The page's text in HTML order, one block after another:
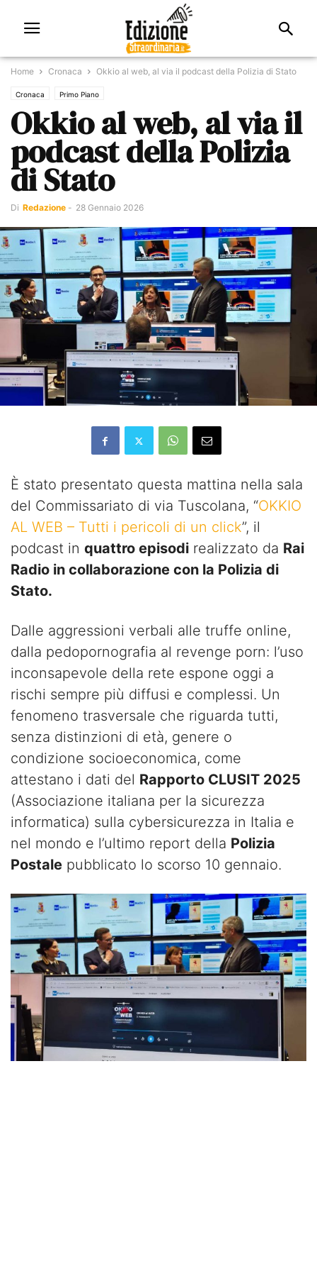
Home Cronaca Okkio al web, al via il podcast della Polizia di Stato
Cronaca Primo Piano
Okkio al web, al via il
podcast della Polizia
di Stato
Di Redazione - 28 Gennaio 2026
È stato presentato questa mattina nella sala
del Commissariato di via Tuscolana, “OKKIO
AL WEB – Tutti i pericoli di un click”, il
podcast in quattro episodi realizzato da Rai
Radio in collaborazione con la Polizia di
Stato.
Dalle aggressioni verbali alle truffe online,
dalla pedopornografia al revenge porn: l’uso
inconsapevole della rete espone oggi a
rischi sempre più diffusi e complessi. Un
fenomeno trasversale che riguarda tutti,
senza distinzioni di età, genere o
condizione socioeconomica, come
attestano i dati del Rapporto CLUSIT 2025
(Associazione italiana per la sicurezza
informatica) sulla cybersicurezza in Italia e
nel mondo e l’ultimo report della Polizia
Postale pubblicato lo scorso 10 gennaio.